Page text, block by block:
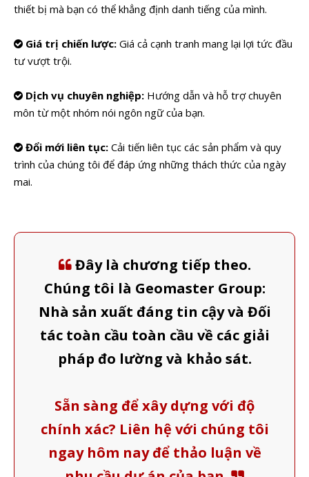
thiết bị mà bạn có thể khẳng định danh tiếng của mình.
 Giá trị chiến lược: Giá cả cạnh tranh mang lại lợi tức đầu
tư vượt trội.
 Dịch vụ chuyên nghiệp: Hướng dẫn và hỗ trợ chuyên
môn từ một nhóm nói ngôn ngữ của bạn.
 Đổi mới liên tục: Cải tiến liên tục các sản phẩm và quy
trình của chúng tôi để đáp ứng những thách thức của ngày
mai.
Đây là chương tiếp theo.
Chúng tôi là Geomaster Group:
Nhà sản xuất đáng tin cậy và Đối
tác toàn cầu toàn cầu về các giải
pháp đo lường và khảo sát.
Sẵn sàng để xây dựng với độ
chính xác? Liên hệ với chúng tôi
ngay hôm nay để thảo luận về